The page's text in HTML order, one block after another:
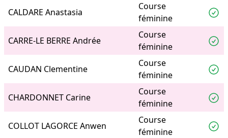
CALDARE Anastasia
Course
féminine
CARRE-LE BERRE Andrée
Course
féminine
CAUDAN Clementine
Course
féminine
CHARDONNET Carine
Course
féminine
COLLOT LAGORCE Anwen
Course
féminine